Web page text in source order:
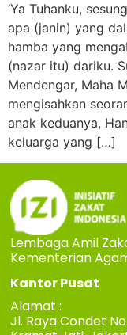
‘Ya Tuhanku,
apa (janin) yang
hamba yang
(nazar itu) dariku.
Mendengar, Maha
mengisahkan
anak keduanya,
keluarga yang […]
Lembaga Amil
Kementerian
Kantor Pusat
Alamat :
Jl. Raya Condet